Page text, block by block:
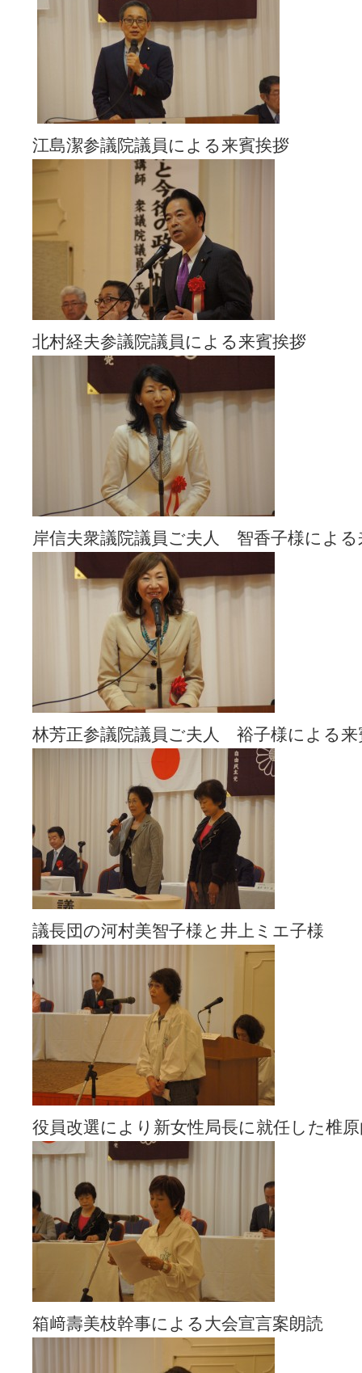
江島潔参議院議員による来賓挨拶
北村経夫参議院議員による来賓挨拶
岸信夫衆議院議員ご夫人 智香子様による
林芳正参議院議員ご夫人 裕子様による来
議長団の河村美智子様と井上ミエ子様
役員改選により新女性局長に就任した椎
箱﨑壽美枝幹事による大会宣言案朗読